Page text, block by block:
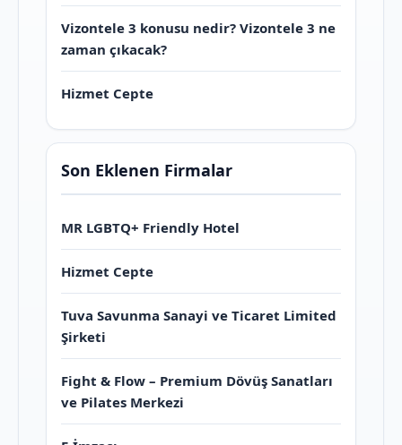
Vizontele 3 konusu nedir? Vizontele 3 ne
zaman çıkacak?
Hizmet Cepte
Son Eklenen Firmalar
MR LGBTQ+ Friendly Hotel
Hizmet Cepte
Tuva Savunma Sanayi ve Ticaret Limited
Şirketi
Fight & Flow – Premium Dövüş Sanatları
ve Pilates Merkezi